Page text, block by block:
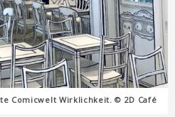
Comicwelt Wirklichkeit. © 2D Café